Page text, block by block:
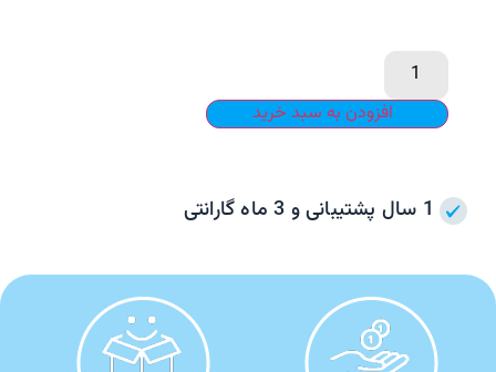
افزودن به سبد خرید
1 سال پشتیبانی و 3 ماه گارانتی